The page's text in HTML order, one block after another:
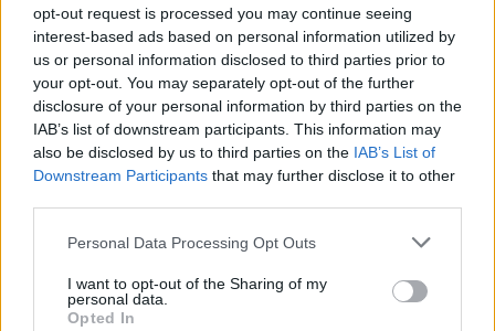
opt-out request is processed you may continue seeing
interest-based ads based on personal information utilized by
us or personal information disclosed to third parties prior to
your opt-out. You may separately opt-out of the further
disclosure of your personal information by third parties on the
IAB’s list of downstream participants. This information may
also be disclosed by us to third parties on the IAB’s List of
Downstream Participants that may further disclose it to other
Personal Data Processing Opt Outs
I want to opt-out of the Sharing of my
personal data.
Opted In
⁠Καύσωνας: Η ιδανική θερμοκρασία στο ντους για
ΕΥ ΖΗΝ 04/08/2026 - 09:32